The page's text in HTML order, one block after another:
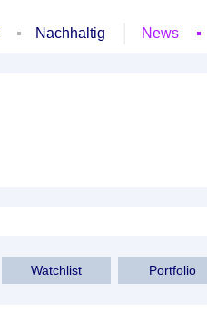
Nachhaltig News
Portfolio
Watchlist